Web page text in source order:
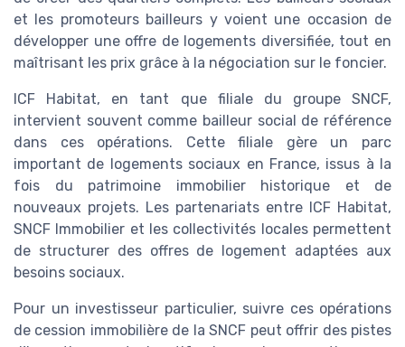
et les promoteurs bailleurs y voient une occasion de
développer une offre de logements diversifiée, tout en
maîtrisant les prix grâce à la négociation sur le foncier.
ICF Habitat, en tant que filiale du groupe SNCF,
intervient souvent comme bailleur social de référence
dans ces opérations. Cette filiale gère un parc
important de logements sociaux en France, issus à la
fois du patrimoine immobilier historique et de
nouveaux projets. Les partenariats entre ICF Habitat,
SNCF Immobilier et les collectivités locales permettent
de structurer des offres de logement adaptées aux
besoins sociaux.
Pour un investisseur particulier, suivre ces opérations
de cession immobilière de la SNCF peut offrir des pistes